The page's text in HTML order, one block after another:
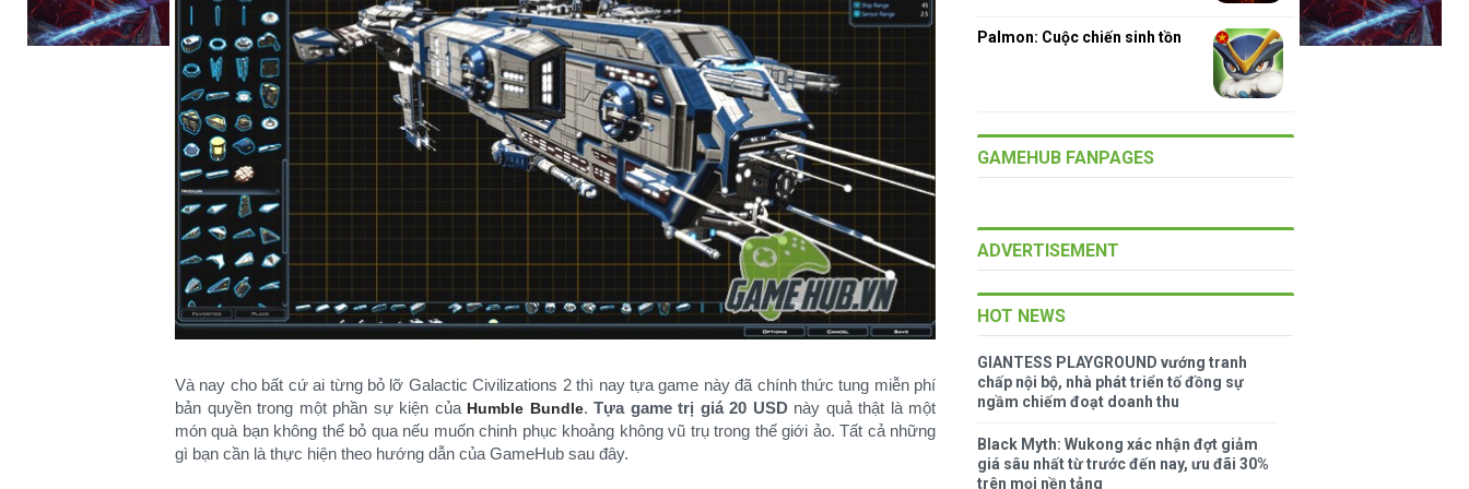
Và nay cho bất cứ ai từng bỏ lỡ Galactic Civilizations 2 thì nay tựa game này đã chính thức tung miễn phí
bản quyền trong một phần sự kiện của Humble Bundle.Tựa game trị giá 20 USDnày quả thật là một
món quà bạn không thể bỏ qua nếu muốn chinh phục khoảng không vũ trụ trong thế giới ảo. Tất cả những
gì bạn cần là thực hiện theo hướng dẫn của GameHub sau đây.
Palmon: Cuộc chiến sinh tồn
GAMEHUB FANPAGES
ADVERTISEMENT
HOT NEWS
GIANTESS PLAYGROUND vướng tranh
chấp nội bộ, nhà phát triển tố đồng sự
ngầm chiếm đoạt doanh thu
Black Myth: Wukong xác nhận đợt giảm
giá sâu nhất từ trước đến nay, ưu đãi 30%
trên mọi nền tảng